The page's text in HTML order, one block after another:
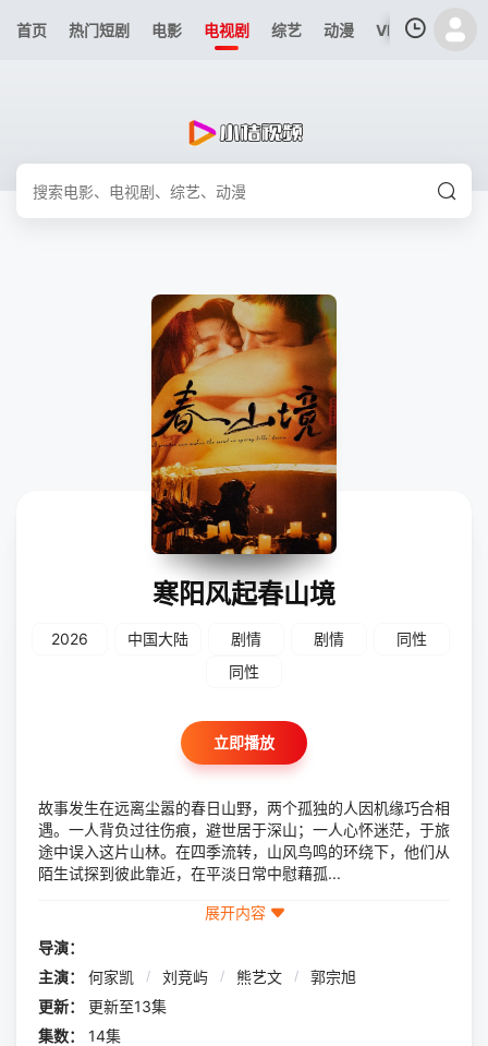
首页 热门短剧 电影 电视剧 综艺 动漫 VIP专区 今日
寒阳风起春山境
2026 中国大陆 剧情 剧情
同性
同性
立即播放
故事发生在远离尘嚣的春日山野，两个孤独的人因机缘巧合相
遇。一人背负过往伤痕，避世居于深山；一人心怀迷茫，于旅
途中误入这片山林。在四季流转，山风鸟鸣的环绕下，他们从
陌生试探到彼此靠近，在平淡日常中慰藉孤...
展开内容
导演：
主演：
何家凯 / 刘竞屿 / 熊艺文 /
郭宗旭
更新：
更新至13集
集数：
14集